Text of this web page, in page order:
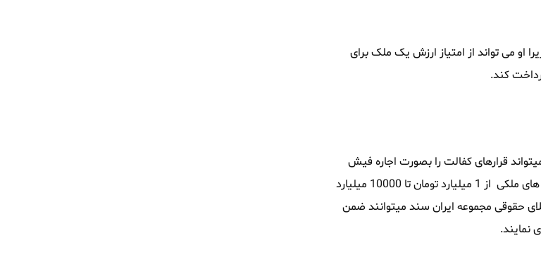
او می تواند از امتیاز ارزش یک ملک برای
کند.
قرارهای کفالت را بصورت اجاره فیش
حقوقی در مانه و سملقان تامین نماید ، این مجموعه همچنین توانایی آنرا داشته که وثیقه های ملکی از 1 میلیارد تومان تا 10000 میلیارد
حقوقی مجموعه ایران سند میتوانند ضمن
نمایند.